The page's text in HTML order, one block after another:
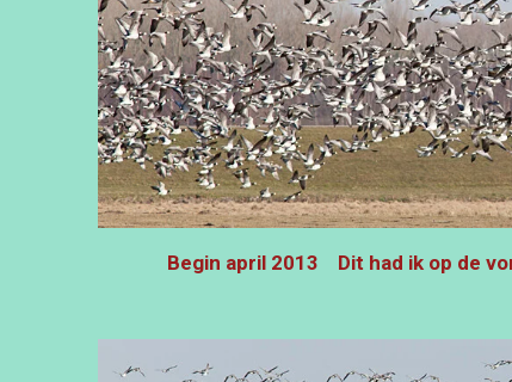
Begin april 2013 Dit had ik op de